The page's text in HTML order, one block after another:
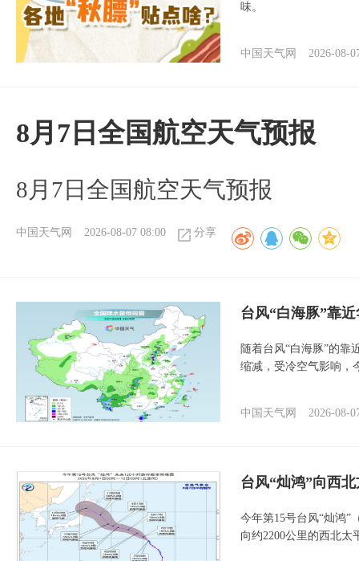
味。
中国天气网 2026-08-
8月7日全国航空天气预报
8月7日全国航空天气预报
中国天气网 2026-08-07 08:00 分享
台风“白海豚”靠
随着台风“白海豚”的靠
缩减，受冷空气影响，
中国天气网 2026-08-
台风“灿鸿”向西
今年第15号台风“灿鸿”
向约2200公里的西北太